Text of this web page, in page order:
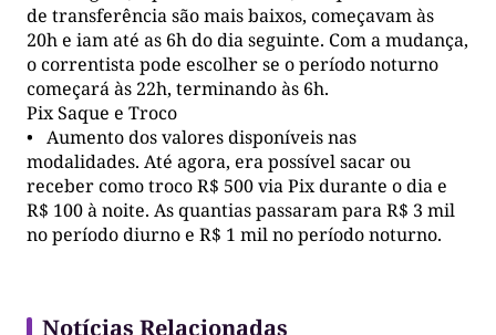
de transferência são mais baixos, começavam às
20h e iam até as 6h do dia seguinte. Com a mudança,
o correntista pode escolher se o período noturno
começará às 22h, terminando às 6h.
Pix Saque e Troco
• Aumento dos valores disponíveis nas
modalidades. Até agora, era possível sacar ou
receber como troco R$ 500 via Pix durante o dia e
R$ 100 à noite. As quantias passaram para R$ 3 mil
no período diurno e R$ 1 mil no período noturno.
Notícias Relacionadas